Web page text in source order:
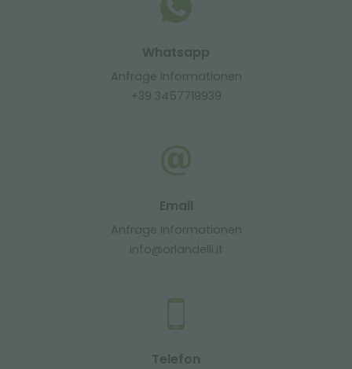
Whatsapp
Anfrage Informationen
+39 3457719939
Email
Anfrage Informationen
info@orlandelli.it
Telefon